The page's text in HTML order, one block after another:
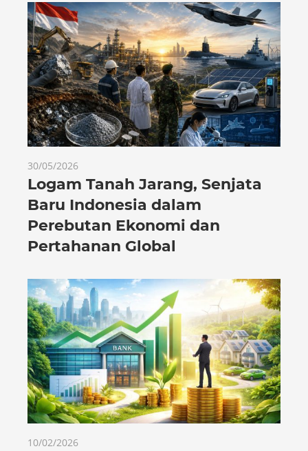
30/05/2026
Logam Tanah Jarang, Senjata
Baru Indonesia dalam
Perebutan Ekonomi dan
Pertahanan Global
10/02/2026